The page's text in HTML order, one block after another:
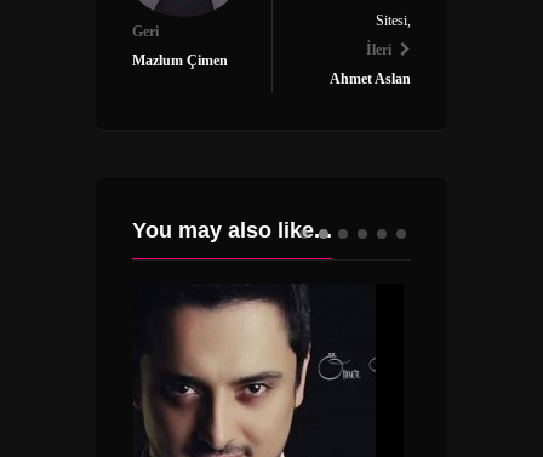
Geri
Mazlum Çimen
İleri
Ahmet Aslan
You may also like...